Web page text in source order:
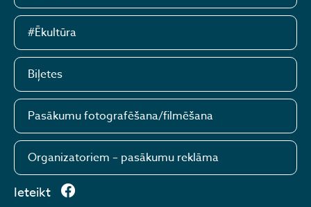
#Ēkultūra
Biļetes
Pasākumu fotografēšana/filmēšana
Organizatoriem – pasākumu reklāma
Ieteikt